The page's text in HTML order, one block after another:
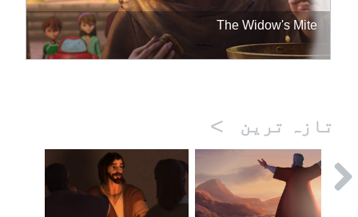
The Widow's Mite
تازہ ترین >